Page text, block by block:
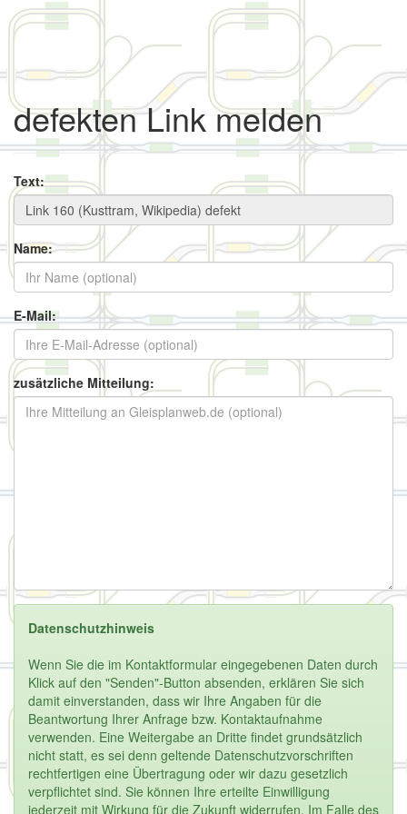
defekten Link melden
Text:
Name:
E-Mail:
zusätzliche Mitteilung:
Datenschutzhinweis
Wenn Sie die im Kontaktformular eingegebenen Daten durch
Klick auf den "Senden"-Button absenden, erklären Sie sich
damit einverstanden, dass wir Ihre Angaben für die
Beantwortung Ihrer Anfrage bzw. Kontaktaufnahme
verwenden. Eine Weitergabe an Dritte findet grundsätzlich
nicht statt, es sei denn geltende Datenschutzvorschriften
rechtfertigen eine Übertragung oder wir dazu gesetzlich
verpflichtet sind. Sie können Ihre erteilte Einwilligung
jederzeit mit Wirkung für die Zukunft widerrufen. Im Falle des